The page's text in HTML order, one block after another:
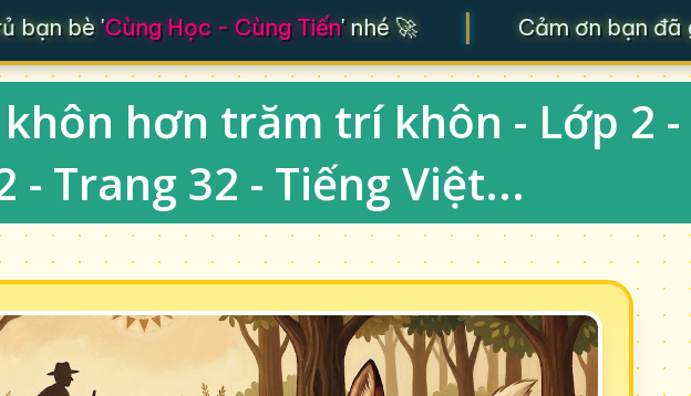
bè 'Cùng Học - Cùng Tiến' nhé 🚀 Cảm ơn bạn đã
hơn trăm trí khôn - Lớp 2 -
- Trang 32 - Tiếng Việt...